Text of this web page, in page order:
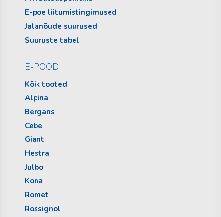
E-poe liitumistingimused
Jalanõude suurused
Suuruste tabel
E-POOD
Kõik tooted
Alpina
Bergans
Cebe
Giant
Hestra
Julbo
Kona
Romet
Rossignol